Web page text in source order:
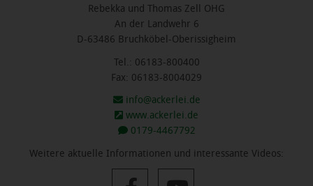
Rebekka und Thomas Zell OHG
An der Landwehr 6
D-63486 Bruchköbel-Oberissigheim
Tel.: 06183-800400
Fax: 06183-8004029
info@ackerlei.de
www.ackerlei.de
0179-4467792
Weitere aktuelle Informationen und interessante Videos: